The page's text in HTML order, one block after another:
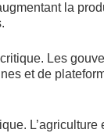
la
Les
et de
L’agriculture